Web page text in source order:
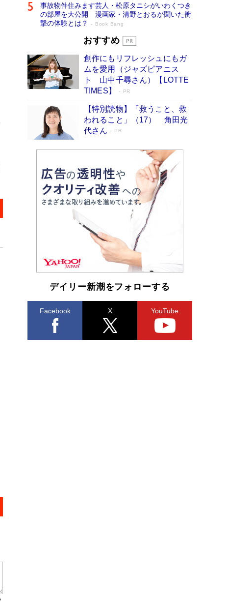
事故物件住みます芸人・松原タニシがいわくつき
の部屋を大公開 漫画家・清野とおるが聞いた衝
撃の体験とは？
Book Bang
追悼・東野圭吾さん 週間ベストセラーラ
など代表作が並ぶ［文庫ベストセラー］
Book Bang
73歳でも働くしかない 「老後レス時代」に交通
誘導員の独白が話題
「なんで？ そんな馬鹿な……」90歳になった作
家・阿刀田高さんが、ひとり暮らしの生活を明か
す
Book Bang
竹内由恵の前に現れた「テレビ観ないんだよね
ぇ」という男性…夫を選んでテレ朝退社したワケ
和田秀樹の70代、80代向け新書がベスト3を独
占 上半期1位にも選出［新書ベストセラー］
Book Bang
おすすめ
創作にもリフレッシュにもガ
ムを愛用（ジャズピアニス
ト 山中千尋さん）【LOTTE
TIMES】
PR
【特別読物】「救うこと、救
われること」（17） 角田光
代さん
PR
デイリー新潮をフォローする
Facebook X YouTube